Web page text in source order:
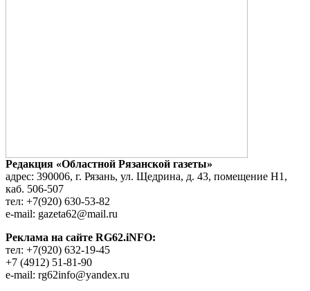
Редакция «Областной Рязанской газеты»
адрес: 390006, г. Рязань, ул. Щедрина, д. 43, помещение Н1,
каб. 506-507
тел: +7(920) 630-53-82
e-mail: gazeta62@mail.ru
Реклама на сайте RG62.iNFO:
тел: +7(920) 632-19-45
+7 (4912) 51-81-90
e-mail: rg62info@yandex.ru